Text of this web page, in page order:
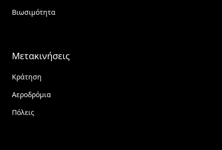
Βιωσιμότητα
Μετακινήσεις
Κράτηση
Αεροδρόμια
Πόλεις